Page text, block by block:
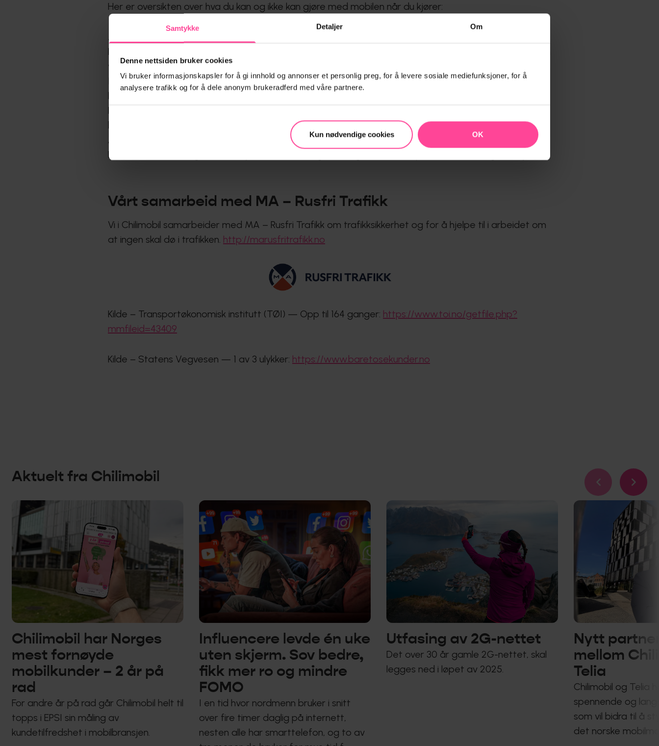
Samtykke Detaljer Om
Denne nettsiden bruker cookies
Vi bruker informasjonskapsler for å gi innhold og annonser et personlig preg, for å levere sosiale mediefunksjoner, for å
analysere trafikk og for å dele anonym brukeradferd med våre partnere.
Kun nødvendige cookies OK
Her er oversikten over hva du kan og ikke kan gjøre med mobilen når du kjører:
Alle former der du holder mobilen når du kjører er ulovlig – uansett hva og selv om du står stille i kø.
Det er lov å ha mobilen fastmontert med navigasjonsappen åpen, men du kan ikke endre på reisen din
via mobilen mens du kjører, selv om du står stille i kø.
I biler med bluetooth, kan man koble til mobilen og da bytte sang eller svare hvis noen ringer via
kontrollene på rattet eller med stemmestyring.
Det finnes “bilmodus” funksjoner på enkelte apper. “Dette er bedre å bruke enn ingenting, men
bilmodus gjør ikke at man ikke trenger å trykke på skjermen, og er derfor fortsatt ulovlig.
Å ha mobilen oppå midtkonsollen gir deg òg ei bot på 10.200. Dersom den tar oppmerksomheten din.
Det å bruke bilens egen touchskjerm er faktisk også ulovlig, hvis det skaper en trafikkfarlig situasjon.»
Vårt samarbeid med MA – Rusfri Trafikk
Vi i Chilimobil samarbeider med MA – Rusfri Trafikk om trafikksikkerhet og for å hjelpe til i arbeidet om
at ingen skal dø i trafikken. http://marusfritrafikk.no
Kilde – Transportøkonomisk institutt (TØI) — Opp til 164 ganger: https://www.toi.no/getfile.php?
mmfileid=43409
Kilde – Statens Vegvesen — 1 av 3 ulykker: https://www.baretosekunder.no
Aktuelt fra Chilimobil
Chilimobil har Norges
mest fornøyde
mobilkunder – 2 år på
rad
For andre år på rad går Chilimobil helt til
topps i EPSI sin måling av
kundetilfredshet i mobilbransjen.
Influencere levde én uke
uten skjerm. Sov bedre,
fikk mer ro og mindre
FOMO
I en tid hvor nordmenn bruker i snitt
over fire timer daglig på internett,
nesten alle har smarttelefon, og to av
Utfasing av 2G-nettet
Det over 30 år gamle 2G-nettet, skal
legges ned i løpet av 2025.
Nytt
mellom
Telia
Chilimobil og Telia
spennende og
som vil bidra til å
det norske